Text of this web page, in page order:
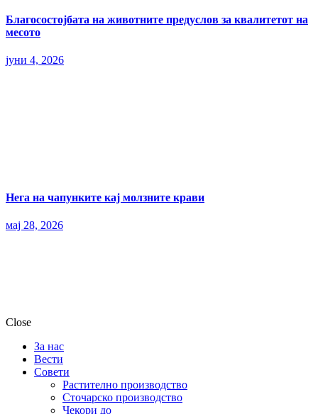
Благосостојбата на животните предуслов за квалитетот на
месото
јуни 4, 2026
Нега на чапунките кај молзните крави
мај 28, 2026
Close
За нас
Вести
Совети
Растително производство
Сточарско производство
Чекори до